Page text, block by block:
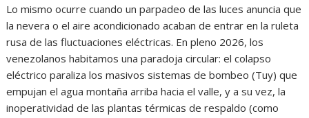
Lo mismo ocurre cuando un parpadeo de las luces anuncia que
la nevera o el aire acondicionado acaban de entrar en la ruleta
rusa de las fluctuaciones eléctricas. En pleno 2026, los
venezolanos habitamos una paradoja circular: el colapso
eléctrico paraliza los masivos sistemas de bombeo (Tuy) que
empujan el agua montaña arriba hacia el valle, y a su vez, la
inoperatividad de las plantas térmicas de respaldo (como